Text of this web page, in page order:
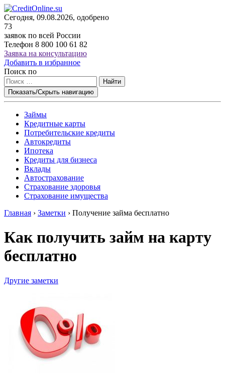
Сегодня, 09.08.2026, одобрено
73
заявок по всей России
Телефон 8 800 100 61 82
Заявка на консультацию
Добавить в избранное
Поиск по
Найти
Показать/Скрыть навигацию
Займы
Кредитные карты
Потребительские кредиты
Автокредиты
Ипотека
Кредиты для бизнеса
Вклады
Автострахование
Страхование здоровья
Страхование имущества
Главная › Заметки › Получение займа бесплатно
Как получить займ на карту
бесплатно
Другие заметки